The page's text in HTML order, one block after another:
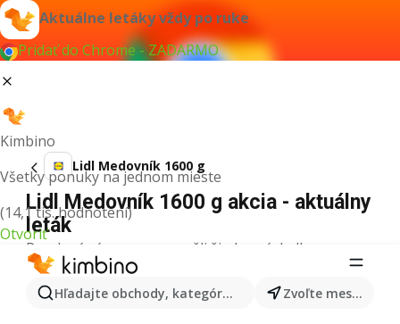
Aktuálne letáky vždy po ruke
Pridať do Chrome - ZADARMO
Kimbino
Všetky ponuky na jednom mieste
(14,1 tis. hodnotení)
Otvoriť
Hľadajte obchody, kategórie, produkty... Zvoľte mesto
Lidl Medovník 1600 g
Lidl Medovník 1600 g akcia - aktuálny
leták
Pre daný výraz sme nenašli žiadne výsledky.
Ďalšie produkty v obchodoch Lidl
Lidl Kapor Ashwagandha Nintendo Switch